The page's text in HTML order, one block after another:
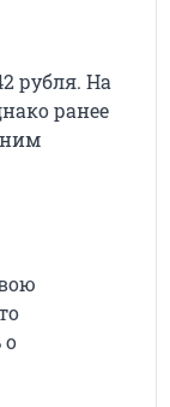
рубля. На
ранее
о